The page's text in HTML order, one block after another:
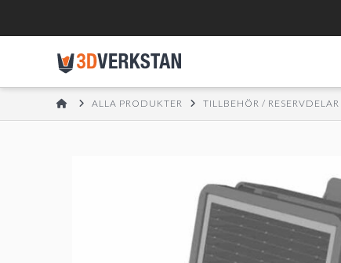
HOMEALLA PRODUKTER TILLBEHÖR / RESERVDELAR